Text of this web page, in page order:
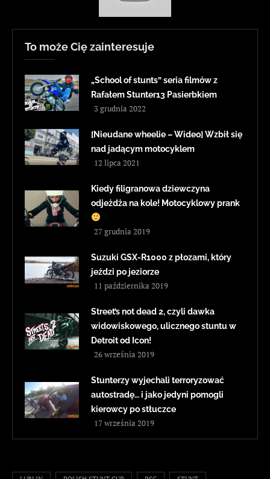
To może Cię zainteresuje
„School of stunts” seria filmów z
Rafałem Stunter13 Pasierbkiem
3 grudnia 2022
[Nieudane wheelie – Wideo] Wzbił się
nad jadącym motocyklem
12 lipca 2021
Kiedy filigranowa dziewczyna
odjeżdża na kole! Motocyklowy prank
27 grudnia 2019
Suzuki GSX-R1000 z płozami, który
jeździ po jeziorze
11 października 2019
Street’s not dead 2, czyli dawka
widowiskowego, ulicznego stuntu w
Detroit od Icon!
26 września 2019
Stunterzy wyjechali terroryzować
autostradę… i jako jedyni pomogli
kierowcy po stłuczce
17 września 2019